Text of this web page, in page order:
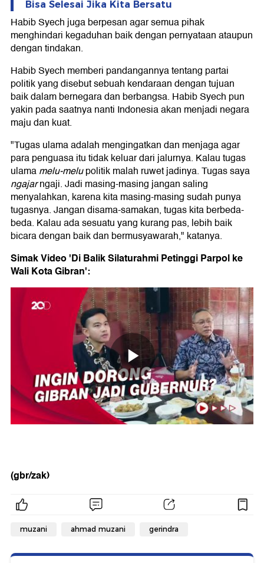
Bisa Selesai Jika Kita Bersatu
Habib Syech juga berpesan agar semua pihak
menghindari kegaduhan baik dengan pernyataan ataupun
dengan tindakan.
Habib Syech memberi pandangannya tentang partai
politik yang disebut sebuah kendaraan dengan tujuan
baik dalam bernegara dan berbangsa. Habib Syech pun
yakin pada saatnya nanti Indonesia akan menjadi negara
maju dan kuat.
"Tugas ulama adalah mengingatkan dan menjaga agar
para penguasa itu tidak keluar dari jalurnya. Kalau tugas
ulamamelu-melupolitik malah ruwet jadinya. Tugas saya
ngajarngaji. Jadi masing-masing jangan saling
menyalahkan, karena kita masing-masing sudah punya
tugasnya. Jangan disama-samakan, tugas kita berbeda-
beda. Kalau ada sesuatu yang kurang pas, lebih baik
bicara dengan baik dan bermusyawarah," katanya.
Simak Video 'Di Balik Silaturahmi Petinggi Parpol ke
Wali Kota Gibran':
(gbr/zak)
muzani ahmad muzani gerindra